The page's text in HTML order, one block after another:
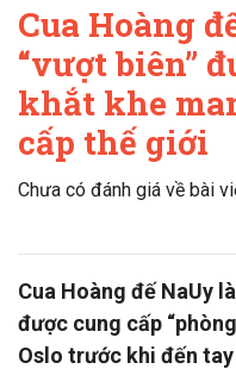
Cua Hoàng
“vượt biên”
khắt khe
cấp thế giới
Chưa có đánh giá về bài
Cua Hoàng đế NaUy
được cung cấp
Oslo trước khi đến